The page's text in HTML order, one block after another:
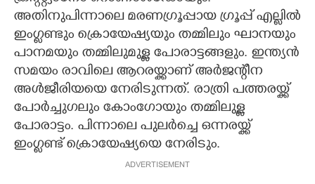
CONTACT US
അതിനുപിന്നാലെ മരണഗ്രൂപ്പായ ഗ്രൂപ്പ് എല്ലിൽ
ഇംഗ്ളണ്ടും ക്രൊയേഷ്യയും തമ്മിലും ഘാനയും
പാനമയും തമ്മിലുമുള്ള പോരാട്ടങ്ങളും. ഇന്ത്യൻ
സമയം രാവിലെ ആറരയ്ക്കാണ് അർജന്റീന
അൾജീരിയയെ നേരിടുന്നത്. രാത്രി പത്തരയ്ക്ക്
പോർച്ചുഗലും കോംഗോയും തമ്മിലുള്ള
പോരാട്ടം. പിന്നാലെ പുലർച്ചെ ഒന്നരയ്ക്ക്
ഇംഗ്ളണ്ട് ക്രൊയേഷ്യയെ നേരിടും.
ADVERTISEMENT